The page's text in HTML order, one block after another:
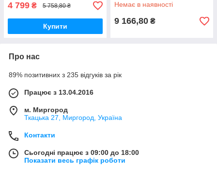
4 799 ₴ 5 758,80 ₴
Купити
Немає в наявності
9 166,80 ₴
Про нас
89% позитивних з 235 відгуків за рік
Працює з 13.04.2016
м. Миргород
Ткацька 27, Миргород, Україна
Контакти
Сьогодні працює з 09:00 до 18:00
Показати весь графік роботи